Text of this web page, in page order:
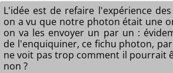
L'idée est de refaire l'expérience
on a vu que notre photon était une
on va les envoyer un par un :
de l'enquiquiner, ce fichu photon,
ne voit pas trop comment il pourrait
non ?